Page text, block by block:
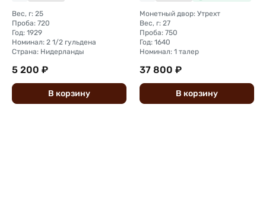
Вес, г: 25
Проба: 720
Год: 1929
Номинал: 2 1/2 гульдена
Страна: Нидерланды
5 200 ₽
В корзину
Монетный двор: Утрехт
Вес, г: 27
Проба: 750
Год: 1640
Номинал: 1 талер
37 800 ₽
В корзину